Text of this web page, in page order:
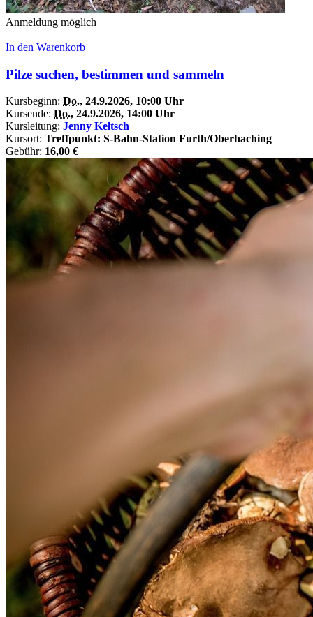
Anmeldung möglich
In den Warenkorb
Pilze suchen, bestimmen und sammeln
Kursbeginn: Do., 24.9.2026, 10:00 Uhr
Kursende: Do., 24.9.2026, 14:00 Uhr
Kursleitung: Jenny Keltsch
Kursort: Treffpunkt: S-Bahn-Station Furth/Oberhaching
Gebühr: 16,00 €